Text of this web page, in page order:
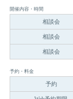
開催内容・時間
相談会
相談会
相談会
予約・料金
予約